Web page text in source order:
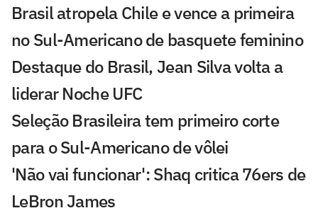
Brasil atropela Chile e vence a primeira
no Sul-Americano de basquete feminino
Destaque do Brasil, Jean Silva volta a
liderar Noche UFC
Seleção Brasileira tem primeiro corte
para o Sul-Americano de vôlei
'Não vai funcionar': Shaq critica 76ers de
LeBron James